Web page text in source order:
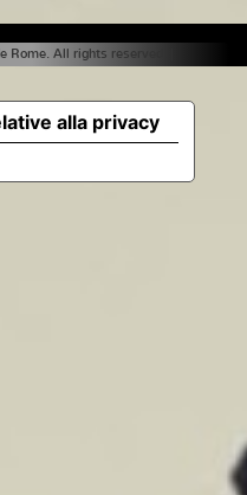
All rights reserved. |
alla privacy